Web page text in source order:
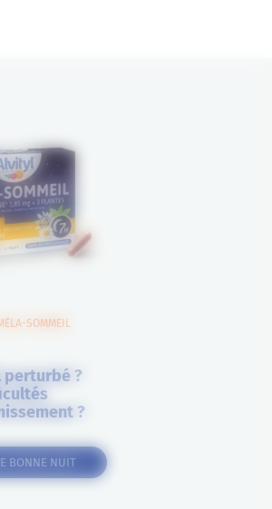
SOMMEIL
perturbé ?
?
BONNE NUIT